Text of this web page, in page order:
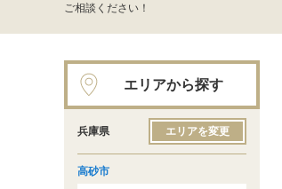
ご相談ください！
エリアから探す
兵庫県 エリアを変更
高砂市